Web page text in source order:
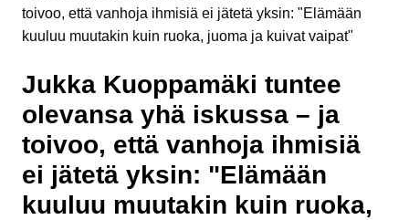
toivoo, että vanhoja ihmisiä ei jätetä yksin: "Elämään
kuuluu muutakin kuin ruoka, juoma ja kuivat vaipat"
Jukka Kuoppamäki tuntee
olevansa yhä iskussa – ja
toivoo, että vanhoja ihmisiä
ei jätetä yksin: "Elämään
kuuluu muutakin kuin ruoka,